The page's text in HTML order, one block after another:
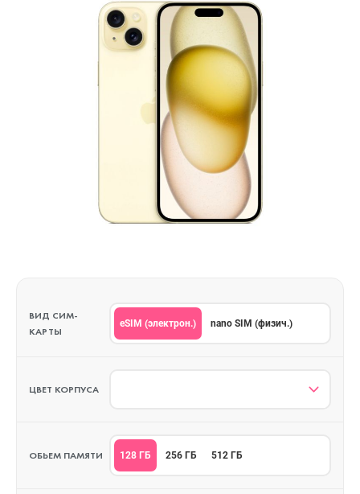
ВИД СИМ-
КАРТЫ
eSIM (электрон.) nano SIM (физич.)
ЦВЕТ КОРПУСА
ОБЬЕМ ПАМЯТИ 128 ГБ 256 ГБ 512 ГБ